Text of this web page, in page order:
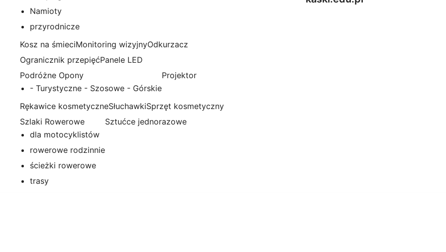
Namioty
przyrodnicze
Kosz na śmieciMonitoring wizyjnyOdkurzacz
Ogranicznik przepięćPanele LED
Podróżne Opony
- Turystyczne - Szosowe - Górskie
Projektor
Rękawice kosmetyczneSłuchawkiSprzęt kosmetyczny
Szlaki Rowerowe
dla motocyklistów
rowerowe rodzinnie
ścieżki rowerowe
trasy
Sztućce jednorazowe